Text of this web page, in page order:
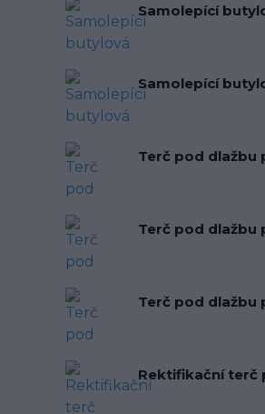
Samolepící
Samolepící
Terč pod dlažbu
Terč pod dlažbu
Terč pod dlažbu
Rektifikační terč